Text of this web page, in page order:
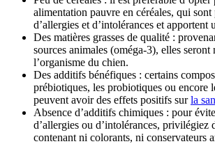
alimentation pauvre en céréales, qui sont
d’allergies et d’intolérances et apportent
Des matières grasses de qualité :
sources animales (oméga-3), elles seront
l’organisme du chien.
Des additifs bénéfiques : certains
prébiotiques, les probiotiques ou encore
peuvent avoir des effets positifs surla
Absence d’additifs chimiques : pour
d’allergies ou d’intolérances, privilégiez
contenant ni colorants, ni conservateurs